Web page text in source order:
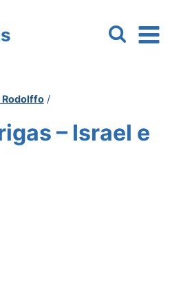
Rodolffo /
– Israel e